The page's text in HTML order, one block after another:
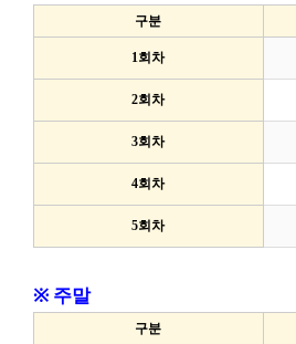
구분
1회차
2회차
3회차
4회차
5회차
※ 주말
구분